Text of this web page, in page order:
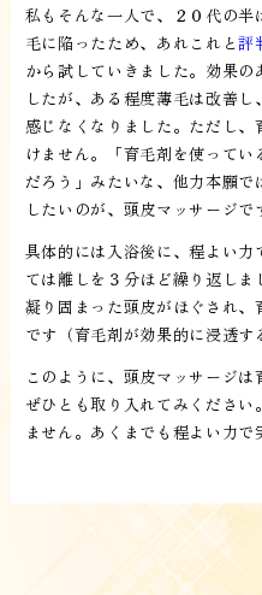
私もそんな一人で、２０代の
毛に陥ったため、あれこれと評
から試していきました。効果
したが、ある程度薄毛は改善
感じなくなりました。ただし
けません。「育毛剤を使って
だろう」みたいな、他力本願
したいのが、頭皮マッサージで
具体的には入浴後に、程よい
ては離しを３分ほど繰り返しま
凝り固まった頭皮がほぐされ
です（育毛剤が効果的に浸透す
このように、頭皮マッサージは
ぜひとも取り入れてみくださ
ません。あくまでも程よい力で